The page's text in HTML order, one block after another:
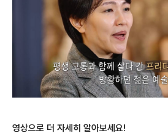
영상으로 더 자세히 알아보세요!